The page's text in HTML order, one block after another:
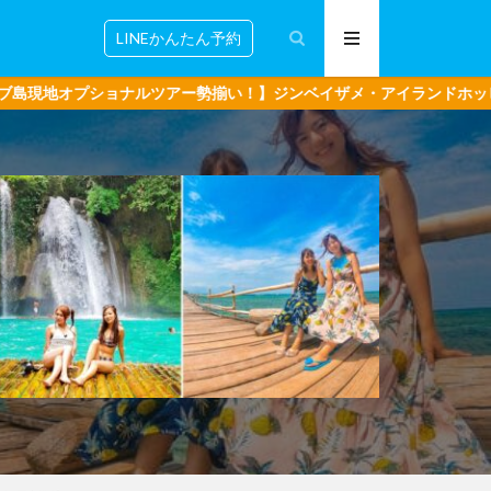
LINEかんたん予約
ルツアー勢揃い！】ジンベイザメ・アイランドホッピング・ボホール